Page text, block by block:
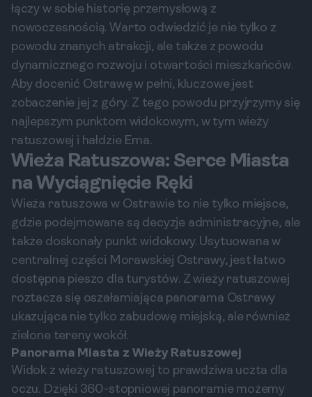
łączy w sobie historię przemysłową z
nowoczesnością. Warto odwiedzić je nie tylko z
powodu znanych atrakcji, ale także z powodu
dynamicznego rozwoju i otwartości mieszkańców.
Aby docenić Ostrawę w pełni, kluczowe jest
zobaczenie jej z góry. Z tego powodu przyjrzymy się
najlepszym punktom widokowym, w tym wieży
ratuszowej i hałdzie Ema.
Wieża Ratuszowa: Serce Miasta
na Wyciągnięcie Ręki
Wieża ratuszowa w Ostrawie to nie tylko miejsce,
gdzie podejmowane są decyzje administracyjne, ale
także doskonały punkt widokowy. Usytuowana w
centralnej części Morawskiej Ostrawy, jest łatwo
dostępna pieszo dla turystów. Z wieży ratuszowej
roztacza się oszałamiająca panorama Ostrawy
ukazująca nie tylko zabudowę miejską, ale również
zielone tereny wokół.
Panorama Miasta z Wieży Ratuszowej
Widok z wieży ratuszowej to prawdziwa uczta dla
oczu. Dzięki 360-stopniowej panoramie możemy